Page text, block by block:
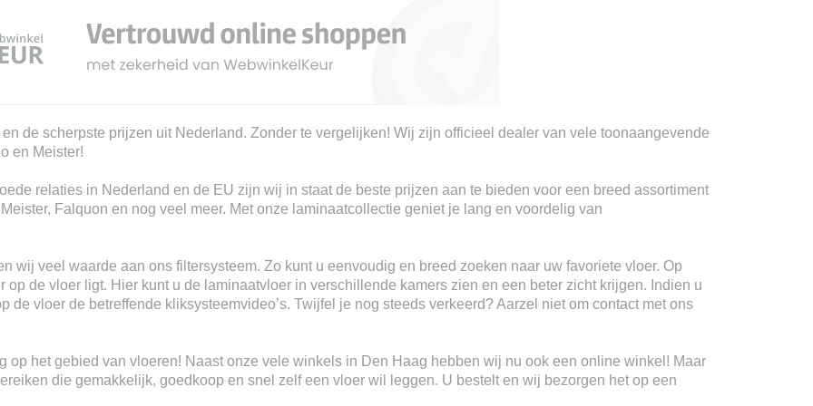
de scherpste prijzen uit Nederland. Zonder te vergelijken! Wij zijn officieel dealer van vele toonaangevende
en Meister!
relaties in Nederland en de EU zijn wij in staat de beste prijzen aan te bieden voor een breed assortiment
Falquon en nog veel meer. Met onze laminaatcollectie geniet je lang en voordelig van
wij veel waarde aan ons filtersysteem. Zo kunt u eenvoudig en breed zoeken naar uw favoriete vloer. Op
de vloer ligt. Hier kunt u de laminaatvloer in verschillende kamers zien en een beter zicht krijgen. Indien u
de vloer de betreffende kliksysteemvideo’s. Twijfel je nog steeds verkeerd? Aarzel niet om contact met ons
op het gebied van vloeren! Naast onze vele winkels in Den Haag hebben wij nu ook een online winkel! Maar
die gemakkelijk, goedkoop en snel zelf een vloer wil leggen. U bestelt en wij bezorgen het op een